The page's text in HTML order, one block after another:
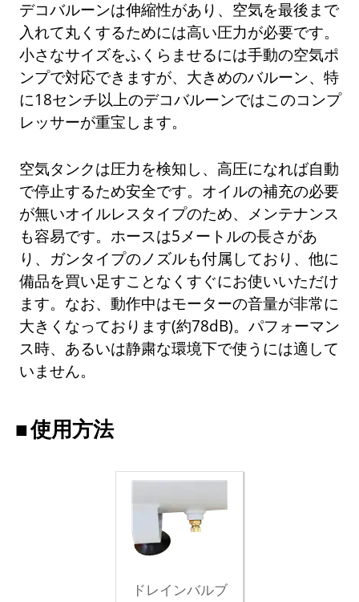
デコバルーンは伸縮性があり、空気を最後まで
入れて丸くするためには高い圧力が必要です。
小さなサイズをふくらませるには手動の空気ポ
ンプで対応できますが、大きめのバルーン、特
に18センチ以上のデコバルーンではこのコンプ
レッサーが重宝します。
空気タンクは圧力を検知し、高圧になれば自動
で停止するため安全です。オイルの補充の必要
が無いオイルレスタイプのため、メンテナンス
も容易です。ホースは5メートルの長さがあ
り、ガンタイプのノズルも付属しており、他に
備品を買い足すことなくすぐにお使いいただけ
ます。なお、動作中はモーターの音量が非常に
大きくなっております(約78dB)。パフォーマン
ス時、あるいは静粛な環境下で使うには適して
いません。
使用方法
ドレインバルブ